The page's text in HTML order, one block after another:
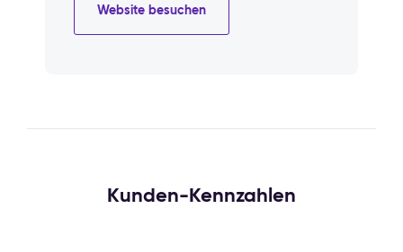
Website besuchen
Kunden-Kennzahlen